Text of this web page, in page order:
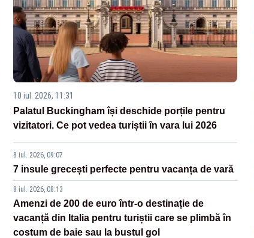
10 iul. 2026, 11:31
Palatul Buckingham își deschide porțile pentru
vizitatori. Ce pot vedea turiștii în vara lui 2026
8 iul. 2026, 09:07
7 insule grecești perfecte pentru vacanța de vară
8 iul. 2026, 08:13
Amenzi de 200 de euro într-o destinație de
vacanță din Italia pentru turiștii care se plimbă în
costum de baie sau la bustul gol